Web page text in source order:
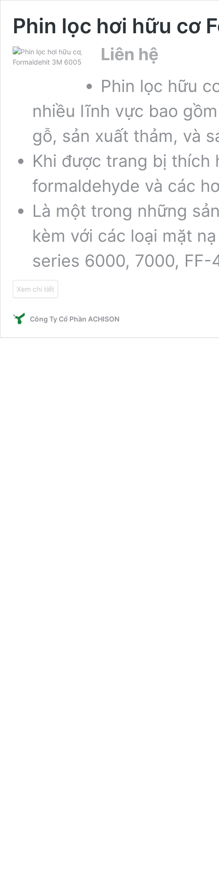
Phin lọc hơi hữu cơ
Liên hệ
Phin lọc hữu
nhiều lĩnh vực bao
gỗ, sản xuất thảm, và
Khi được trang bị thích
formaldehyde và các
Là một trong những
kèm với các loại mặt
series 6000, 7000, FF-
Xem chi tiết
Công Ty Cổ Phần ACHISON